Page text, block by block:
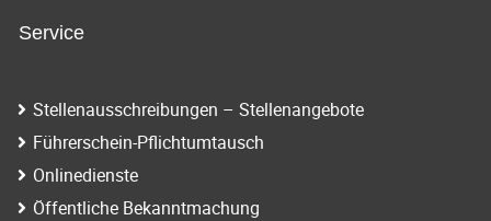
Service
Stellenausschreibungen – Stellenangebote
Führerschein-Pflichtumtausch
Onlinedienste
Öffentliche Bekanntmachung